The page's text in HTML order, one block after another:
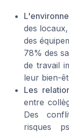
des
des
78% des
de travail
leur bien-
Les
entre
Des
risques